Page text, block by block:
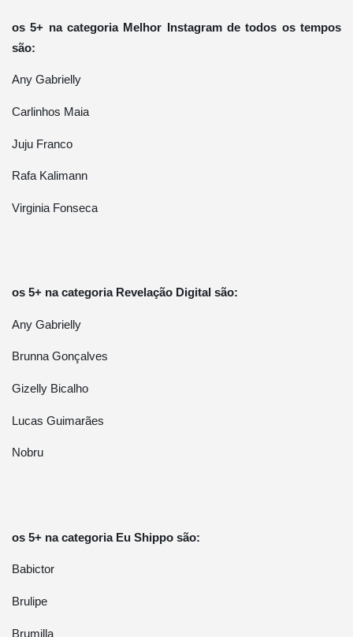
os 5+ na categoria Melhor Instagram de todos os tempos
são:
Any Gabrielly
Carlinhos Maia
Juju Franco
Rafa Kalimann
Virginia Fonseca
os 5+ na categoria Revelação Digital são:
Any Gabrielly
Brunna Gonçalves
Gizelly Bicalho
Lucas Guimarães
Nobru
os 5+ na categoria Eu Shippo são:
Babictor
Brulipe
Brumilla